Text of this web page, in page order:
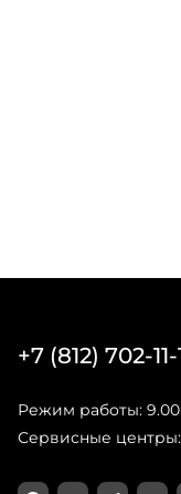
+7 (812) 702-11-
Режим работы:
Сервисные центры: